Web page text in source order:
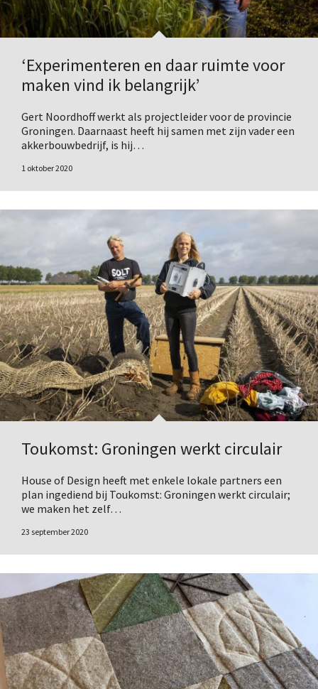
‘Experimenteren en daar ruimte voor
maken vind ik belangrijk’
Gert Noordhoff werkt als projectleider voor de provincie
Groningen. Daarnaast heeft hij samen met zijn vader een
akkerbouwbedrijf, is hij…
1 oktober 2020
Toukomst: Groningen werkt circulair
House of Design heeft met enkele lokale partners een
plan ingediend bij Toukomst: Groningen werkt circulair;
we maken het zelf…
23 september 2020